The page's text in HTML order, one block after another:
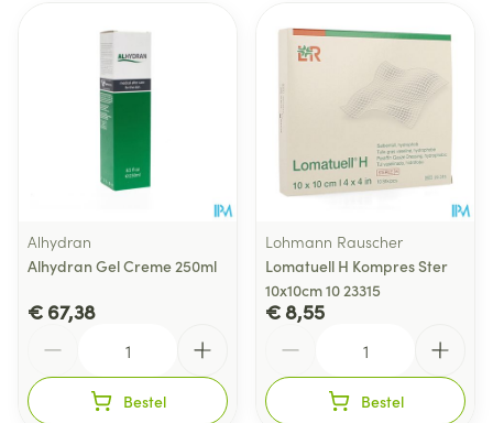
Alhydran
Alhydran Gel Creme 250ml
€ 67,38
Bestel
Lohmann Rauscher
Lomatuell H Kompres Ster
10x10cm 10 23315
€ 8,55
Bestel